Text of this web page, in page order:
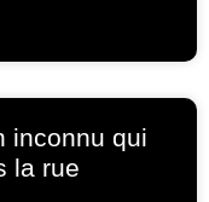
inconnu qui
la rue